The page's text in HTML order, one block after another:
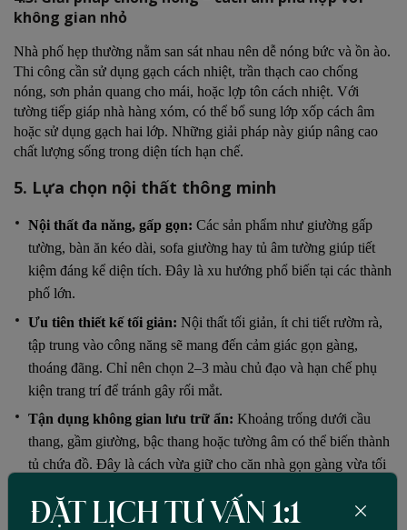
không gian nhỏ
Nhà phố hẹp thường nằm san sát nhau nên dễ nóng bức và ồn ào.
Thi công cần sử dụng gạch cách nhiệt, trần thạch cao chống
nóng, sơn phản quang cho mái, hoặc lợp tôn cách nhiệt. Với
tường tiếp giáp nhà hàng xóm, có thể bổ sung lớp xốp cách âm
hoặc sử dụng gạch hai lớp. Những giải pháp này giúp nâng cao
chất lượng sống trong diện tích hạn chế.
5. Lựa chọn nội thất thông minh
Nội thất đa năng, gấp gọn: Các sản phẩm như giường gấp
tường, bàn ăn kéo dài, sofa giường hay tủ âm tường giúp tiết
kiệm đáng kể diện tích. Đây là xu hướng phổ biến tại các thành
phố lớn.
Ưu tiên thiết kế tối giản: Nội thất tối giản, ít chi tiết rườm rà,
tập trung vào công năng sẽ mang đến cảm giác gọn gàng,
thoáng đãng. Chỉ nên chọn 2–3 màu chủ đạo và hạn chế phụ
kiện trang trí để tránh gây rối mắt.
Tận dụng không gian lưu trữ ẩn: Khoảng trống dưới cầu
thang, gầm giường, bậc thang hoặc tường âm có thể biến thành
tủ chứa đồ. Đây là cách vừa giữ cho căn nhà gọn gàng vừa tối
6. Một số xu hướng thiết kế nhà phố hẹp hiện
ĐẶT LỊCH TƯ VẤN 1:1